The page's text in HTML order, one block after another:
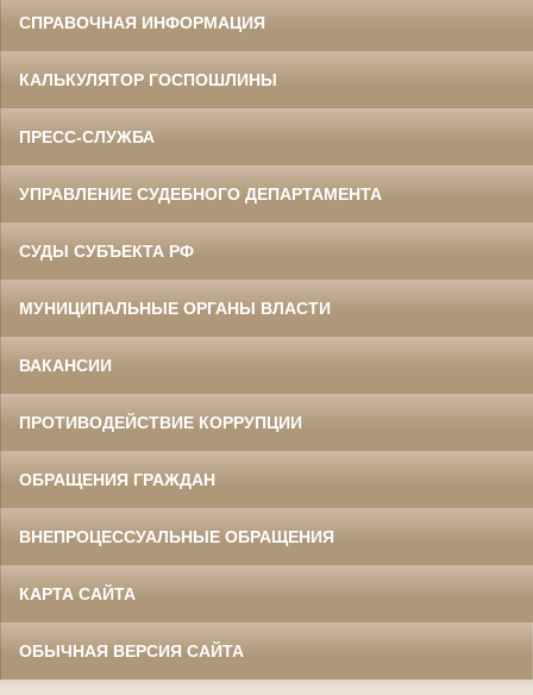
СПРАВОЧНАЯ ИНФОРМАЦИЯ
КАЛЬКУЛЯТОР ГОСПОШЛИНЫ
ПРЕСС-СЛУЖБА
УПРАВЛЕНИЕ СУДЕБНОГО ДЕПАРТАМЕНТА
СУДЫ СУБЪЕКТА РФ
МУНИЦИПАЛЬНЫЕ ОРГАНЫ ВЛАСТИ
ВАКАНСИИ
ПРОТИВОДЕЙСТВИЕ КОРРУПЦИИ
ОБРАЩЕНИЯ ГРАЖДАН
ВНЕПРОЦЕССУАЛЬНЫЕ ОБРАЩЕНИЯ
КАРТА САЙТА
ОБЫЧНАЯ ВЕРСИЯ САЙТА